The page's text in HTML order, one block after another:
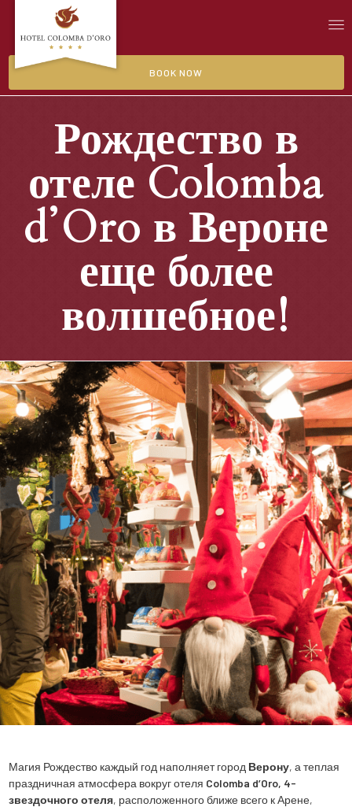
BOOK NOW
Рождество в
отеле Colomba
d’Oro в Вероне
еще более
волшебное!
Магия Рождество каждый год наполняет город Верону, а теплая
праздничная атмосфера вокруг отеля Colomba d’Oro, 4-
звездочного отеля, расположенного ближе всего к Арене,